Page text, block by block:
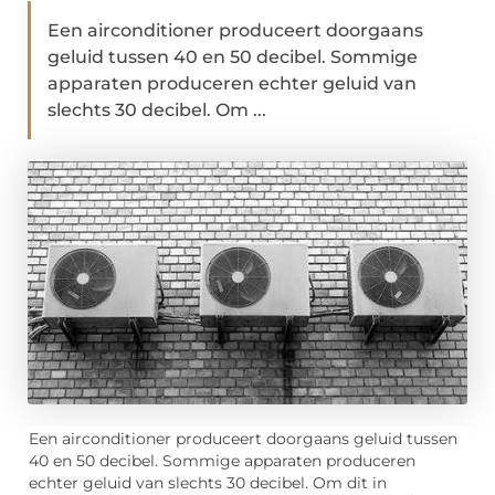
Een airconditioner produceert doorgaans
geluid tussen 40 en 50 decibel. Sommige
apparaten produceren echter geluid van
slechts 30 decibel. Om ...
Een airconditioner produceert doorgaans geluid tussen
40 en 50 decibel. Sommige apparaten produceren
echter geluid van slechts 30 decibel. Om dit in